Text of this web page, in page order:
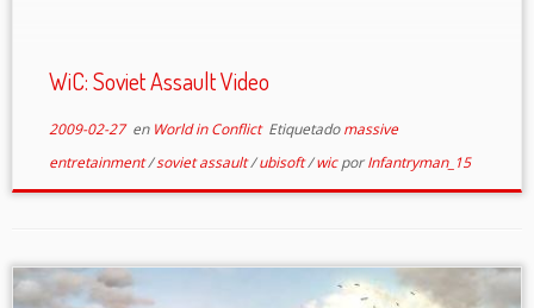
WiC: Soviet Assault Video
2009-02-27en World in Conflict Etiquetadomassive
entretainment/soviet assault/ubisoft/wicporInfantryman_15